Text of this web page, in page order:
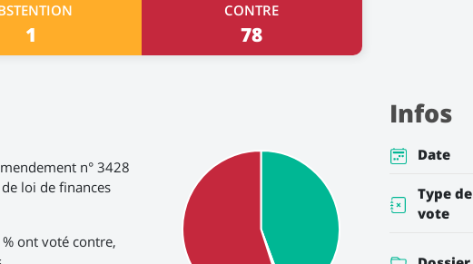
1
CONTRE
78
n° 3428
loi de finances
ont voté contre,
Infos
Date
Type de
vote